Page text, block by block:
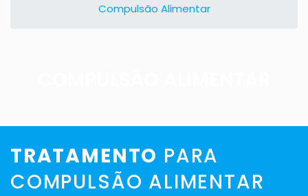
Compulsão Alimentar
TRATAMENTO PARA
COMPULSÃO ALIMENTAR